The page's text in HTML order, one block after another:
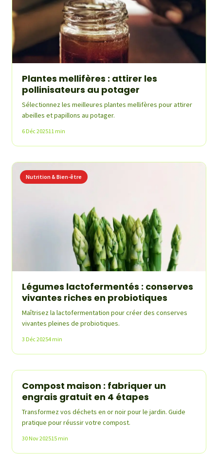
Plantes mellifères : attirer les
pollinisateurs au potager
Sélectionnez les meilleures plantes mellifères pour attirer
abeilles et papillons au potager.
6 Déc 202511 min
Nutrition & Bien-être
Légumes lactofermentés : conserves
vivantes riches en probiotiques
Maîtrisez la lactofermentation pour créer des conserves
vivantes pleines de probiotiques.
3 Déc 20254 min
Bio & Naturel
Compost maison : fabriquer un
engrais gratuit en 4 étapes
Transformez vos déchets en or noir pour le jardin. Guide
pratique pour réussir votre compost.
30 Nov 202515 min